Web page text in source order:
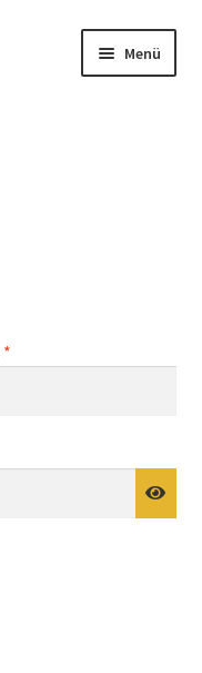
Menü
öffnen
*Erforderlich